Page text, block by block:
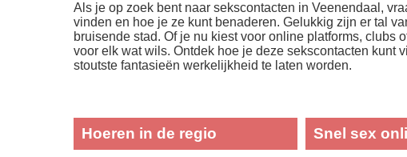
Als je op zoek bent naar sekscontacten in Veenendaal,
vinden en hoe je ze kunt benaderen. Gelukkig zijn er tal
bruisende stad. Of je nu kiest voor online platforms, clubs
voor elk wat wils. Ontdek hoe je deze sekscontacten kunt
stoutste fantasieën werkelijkheid te laten worden.
Hoeren in de regio Snel sex